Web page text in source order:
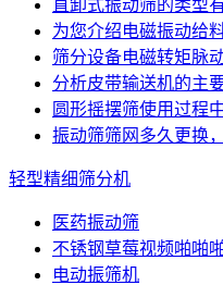
直卸式振动筛的类型
为您介绍电磁振动给
筛分设备电磁转矩脉
分析皮带输送机的主
圆形摇摆筛使用过程
振动筛筛网多久更换
轻型精细筛分机
医药振动筛
不锈钢草莓视频啪啪
电动振筛机